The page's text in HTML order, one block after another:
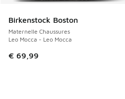
Birkenstock Boston
Maternelle Chaussures
Leo Mocca - Leo Mocca
€ 69,99